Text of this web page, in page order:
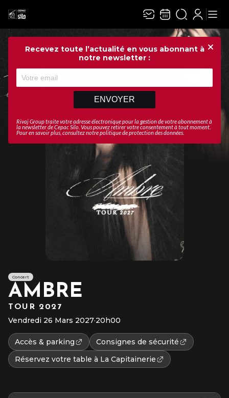
Recevez toute l’actualité en vous abonnant à
notre newsletter :
ENVOYER
Rivaj Group traite votre adresse électronique pour la gestion de votre abonnement à
la newsletter deCepac Silo . Vous pouvez retirer votre consentement à tout moment.
Pour en savoir plus, consultez notrepolitique de protection des données
Concert
AMBRE
TOUR 2027
Vendredi 26 Mars 2027·20h00
Accès & parking
Consignes de sécurité
Réservez votre table à La Capitainerie